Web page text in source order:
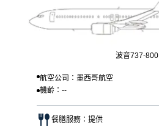
波音737-800
航空公司：墨西哥航空
機齡：--
餐膳服務：提供